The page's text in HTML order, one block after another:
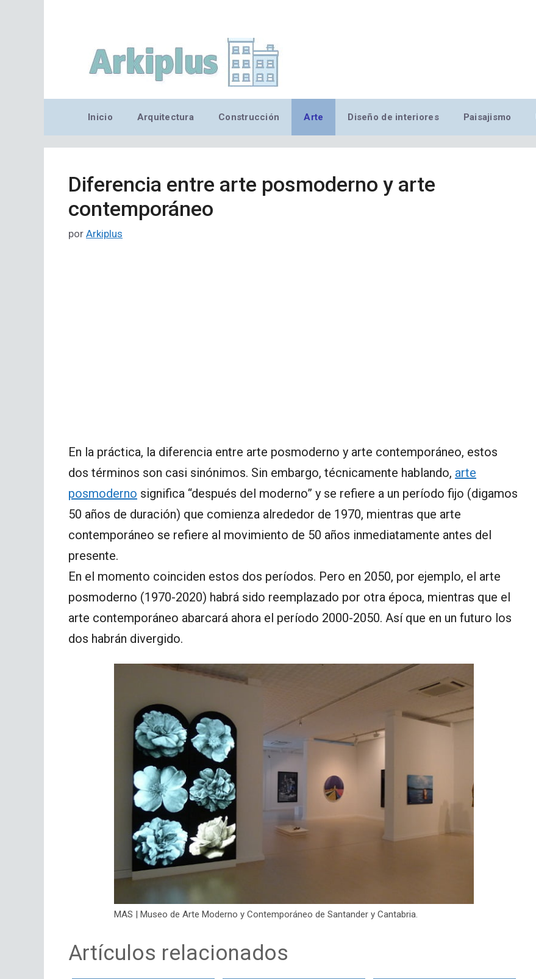
Inicio Arquitectura Construcción Arte Diseño de interiores Paisajismo
Diferencia entre arte posmoderno y arte
contemporáneo
por Arkiplus
En la práctica, la diferencia entre arte posmoderno y arte contemporáneo, estos
dos términos son casi sinónimos. Sin embargo, técnicamente hablando, arte
posmoderno significa “después del moderno” y se refiere a un período fijo (digamos
50 años de duración) que comienza alrededor de 1970, mientras que arte
contemporáneo se refiere al movimiento de 50 años inmediatamente antes del
presente.
En el momento coinciden estos dos períodos. Pero en 2050, por ejemplo, el arte
posmoderno (1970-2020) habrá sido reemplazado por otra época, mientras que el
arte contemporáneo abarcará ahora el período 2000-2050. Así que en un futuro los
dos habrán divergido.
MAS | Museo de Arte Moderno y Contemporáneo de Santander y Cantabria.
Artículos relacionados